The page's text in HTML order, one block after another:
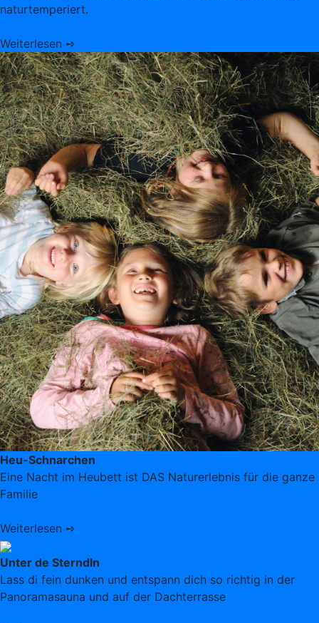
naturtemperiert.
Weiterlesen ➺
Heu-Schnarchen
Eine Nacht im Heubett ist DAS Naturerlebnis für die ganze
Familie
Weiterlesen ➺
Unter de Sterndln
Lass di fein dunken und entspann dich so richtig in der
Panoramasauna und auf der Dachterrasse